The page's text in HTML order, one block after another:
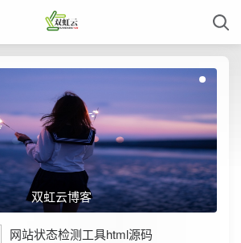
双虹云博客
网站状态检测工具html源码